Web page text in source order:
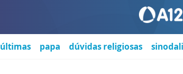
últimas papa dúvidas religiosas